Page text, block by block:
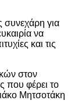
για
να
και τις
στον
φέρει το
Μητσοτάκη